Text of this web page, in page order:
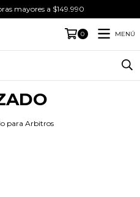
mayores a $149.990
0 MENÚ
para Arbitros